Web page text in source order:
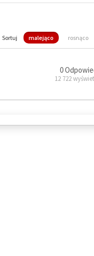
Sortuj malejąco rosnąco
0
12 722